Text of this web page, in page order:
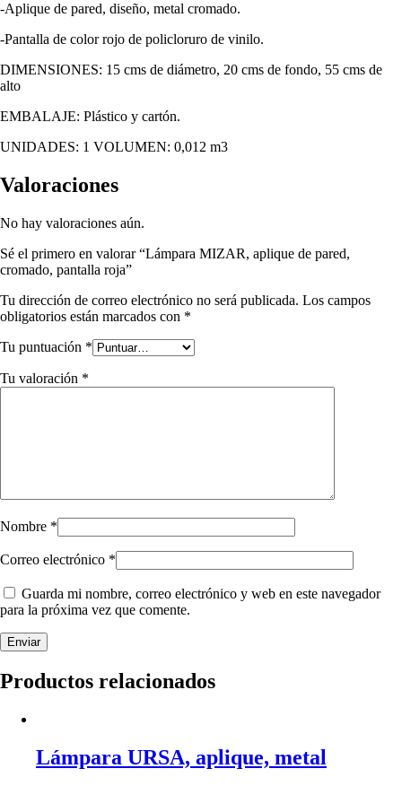
-Aplique de pared, diseño, metal cromado.
-Pantalla de color rojo de policloruro de vinilo.
DIMENSIONES: 15 cms de diámetro, 20 cms de fondo, 55 cms de
alto
EMBALAJE: Plástico y cartón.
UNIDADES: 1 VOLUMEN: 0,012 m3
Valoraciones
No hay valoraciones aún.
Sé el primero en valorar “Lámpara MIZAR, aplique de pared,
cromado, pantalla roja”
Tu dirección de correo electrónico no será publicada. Los campos
obligatorios están marcados con *
Tu puntuación *
Tu valoración *
Nombre *
Correo electrónico *
Guarda mi nombre, correo electrónico y web en este navegador
para la próxima vez que comente.
Productos relacionados
Lámpara URSA, aplique, metal